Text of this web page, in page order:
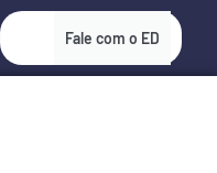
Fale com o ED